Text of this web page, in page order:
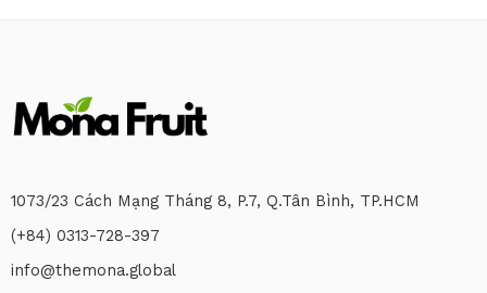
1073/23 Cách Mạng Tháng 8, P.7, Q.Tân Bình, TP.HCM
(+84) 0313-728-397
info@themona.global